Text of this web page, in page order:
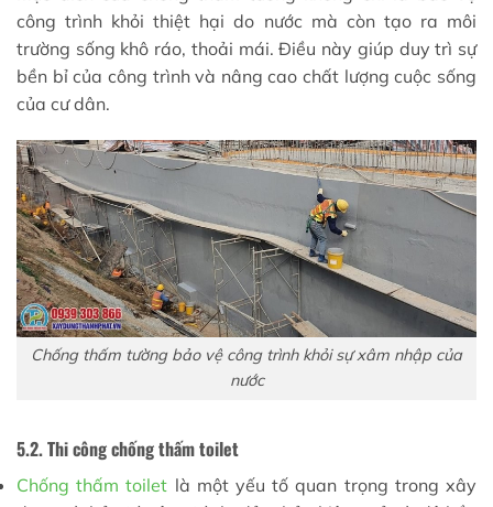
công trình khỏi thiệt hại do nước mà còn tạo ra môi
trường sống khô ráo, thoải mái. Điều này giúp duy trì sự
bền bỉ của công trình và nâng cao chất lượng cuộc sống
của cư dân.
Chống thấm tường bảo vệ công trình khỏi sự xâm nhập của
nước
5.2. Thi công chống thấm toilet
Chống thấm toilet là một yếu tố quan trọng trong xây